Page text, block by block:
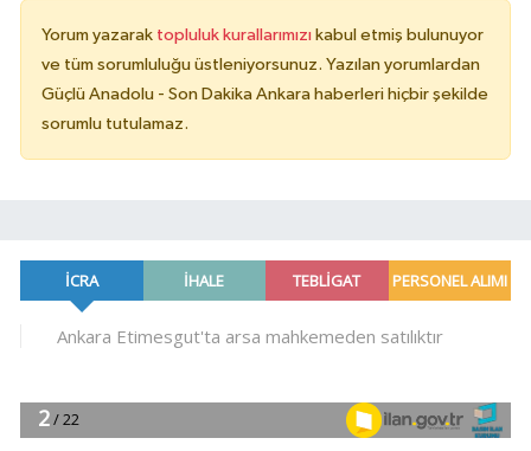
Yorum yazarak topluluk kurallarımızı kabul etmiş bulunuyor
ve tüm sorumluluğu üstleniyorsunuz. Yazılan yorumlardan
Güçlü Anadolu - Son Dakika Ankara haberleri hiçbir şekilde
sorumlu tutulamaz.